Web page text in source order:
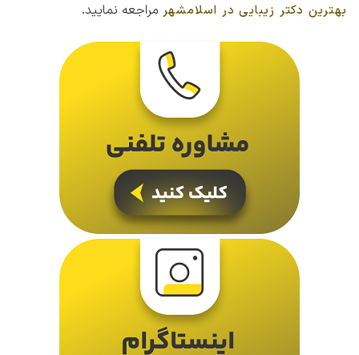
بهترین دکتر زیبایی در اسلامشهرمراجعه نمایید.